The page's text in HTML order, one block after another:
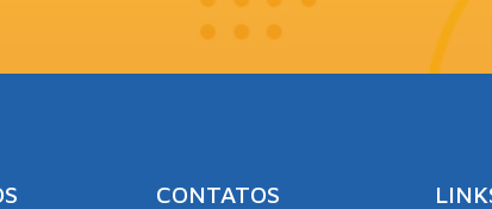
CONTATOS